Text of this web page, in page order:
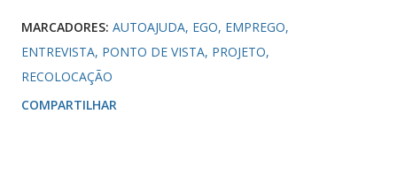
MARCADORES: AUTOAJUDA EGO EMPREGO
ENTREVISTA PONTO DE VISTA PROJETO
RECOLOCAÇÃO
COMPARTILHAR